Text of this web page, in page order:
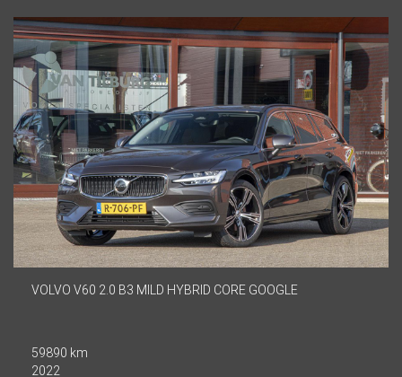
VOLVO V60 2.0 B3 MILD HYBRID CORE GOOGLE
59890 km
2022